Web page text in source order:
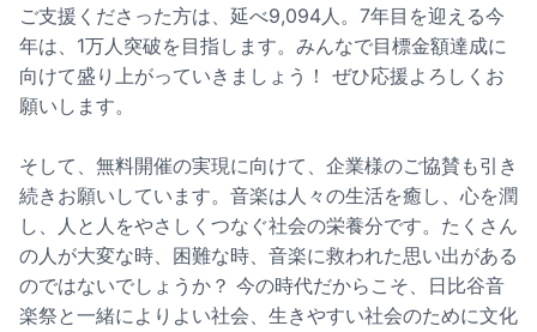
ご支援くださった方は、延べ9,094人。7年目を迎える今
年は、1万人突破を目指します。みんなで目標金額達成に
向けて盛り上がっていきましょう！ ぜひ応援よろしくお
願いします。
そして、無料開催の実現に向けて、企業様のご協賛も引き
続きお願いしています。音楽は人々の生活を癒し、心を潤
し、人と人をやさしくつなぐ社会の栄養分です。たくさん
の人が大変な時、困難な時、音楽に救われた思い出がある
のではないでしょうか？ 今の時代だからこそ、日比谷音
楽祭と一緒によりよい社会、生きやすい社会のために文化